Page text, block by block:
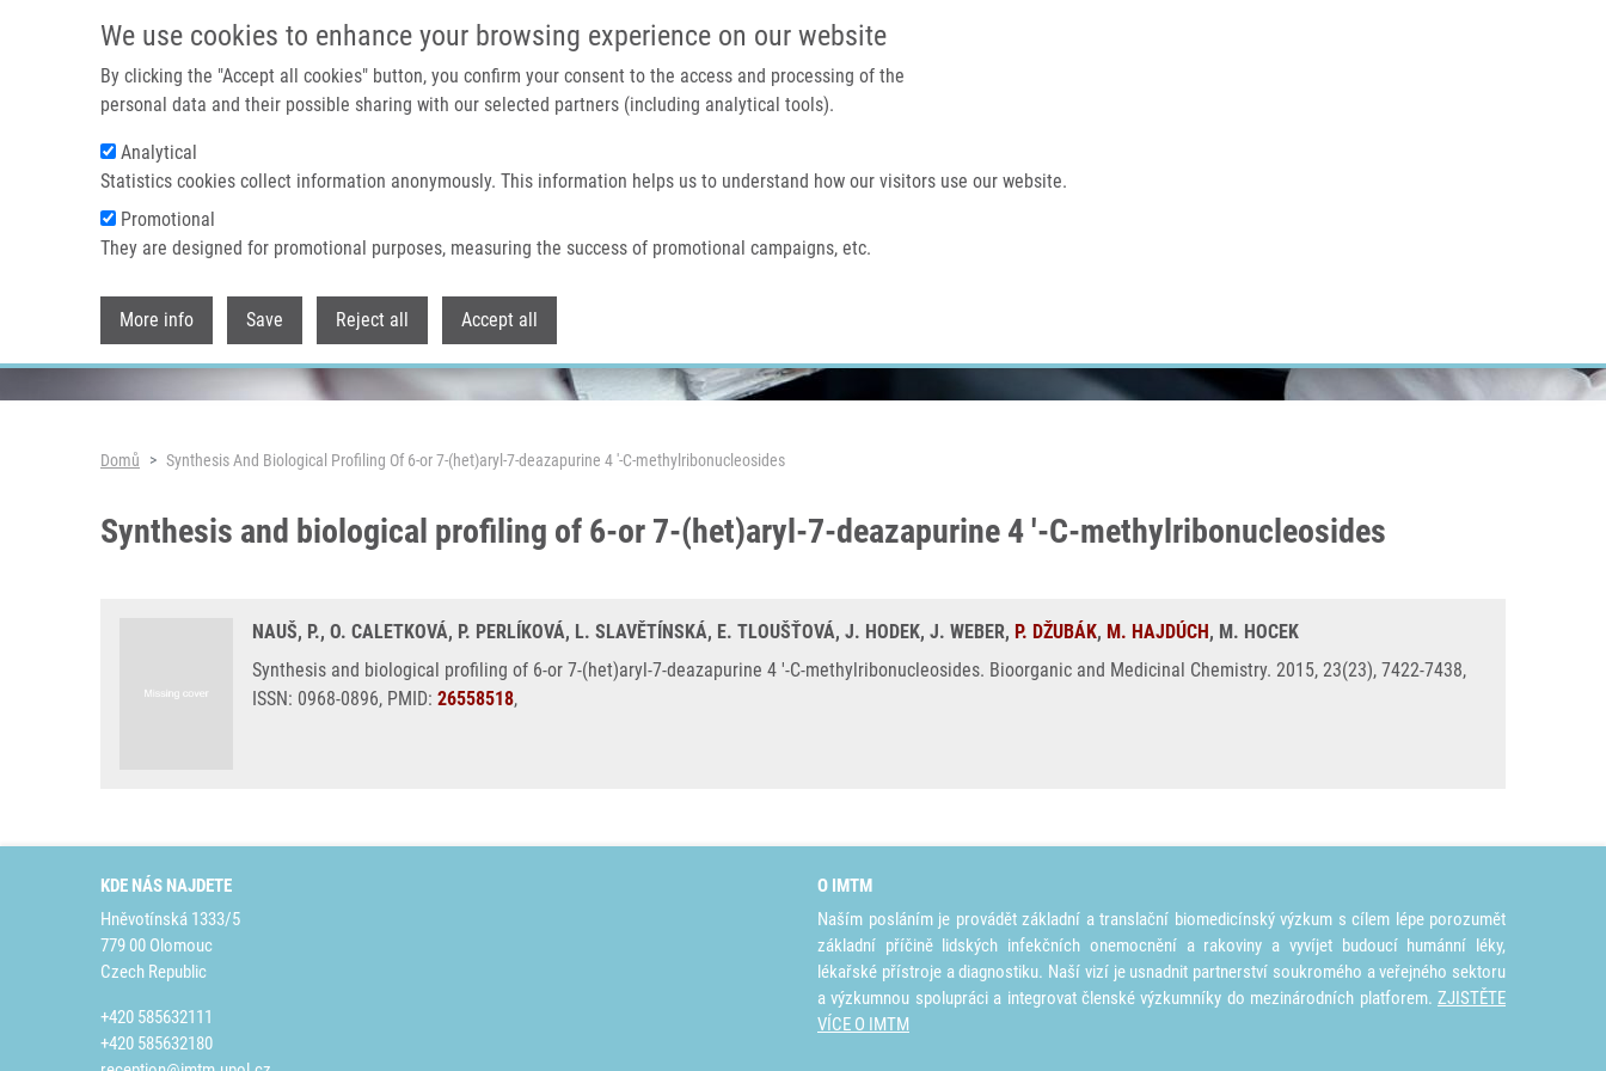
We use cookies to enhance your browsing experience on our website
By clicking the "Accept all cookies" button, you confirm your consent to the access and processing of the
personal data and their possible sharing with our selected partners (including analytical tools).
Analytical
Statistics cookies collect information anonymously. This information helps us to understand how our visitors use our website.
Promotional
They are designed for promotional purposes, measuring the success of promotional campaigns, etc.
More info Save Reject all Accept all
IMTM PORTÁL
Domů O nás
Header image
Drobečková navigace
Domů Synthesis And Biological Profiling Of 6-or 7-(het)aryl-7-deazapurine 4 '-C-methylribonucleosides
Synthesis and biological profiling of 6-or 7-(het)aryl-7-deazapurine 4 '-C-methylribonucleosides
NAUŠ, P., O. CALETKOVÁ, P. PERLÍKOVÁ, L. SLAVĚTÍNSKÁ, E. TLOUŠŤOVÁ, J. HODEK, J. WEBER, P. DŽUBÁK, M. HAJDÚCH, M. HOCEK
Synthesis and biological profiling of 6-or 7-(het)aryl-7-deazapurine 4 '-C-methylribonucleosides. Bioorganic and Medicinal Chemistry. 2015, 23(23), 7422-7438,
ISSN: 0968-0896, PMID: 26558518,
KDE NÁS NAJDETE
Hněvotínská 1333/5
779 00 Olomouc
Czech Republic
+420 585632111
+420 585632180
O IMTM
Naším posláním je provádět základní a translační biomedicínský výzkum s cílem lépe porozumět
základní příčině lidských infekčních onemocnění a rakoviny a vyvíjet budoucí humánní léky,
lékařské přístroje a diagnostiku. Naší vizí je usnadnit partnerství soukromého a veřejného sektoru
a výzkumnou spolupráci a integrovat členské výzkumníky do mezinárodních platforem. ZJISTĚTE
VÍCE O IMTM